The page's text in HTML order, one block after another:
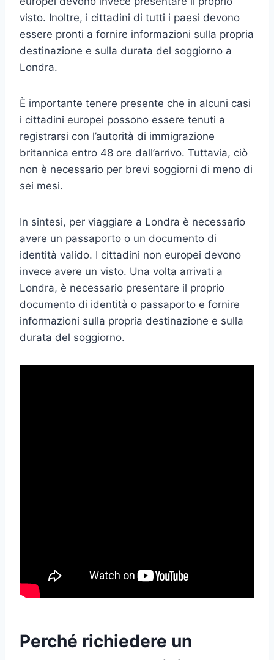
visto. Inoltre, i cittadini di tutti i paesi devono
essere pronti a fornire informazioni sulla propria
destinazione e sulla durata del soggiorno a
Londra.
È importante tenere presente che in alcuni casi
i cittadini europei possono essere tenuti a
registrarsi con l’autorità di immigrazione
britannica entro 48 ore dall’arrivo. Tuttavia, ciò
non è necessario per brevi soggiorni di meno di
sei mesi.
In sintesi, per viaggiare a Londra è necessario
avere un passaporto o un documento di
identità valido. I cittadini non europei devono
invece avere un visto. Una volta arrivati a
Londra, è necessario presentare il proprio
documento di identità o passaporto e fornire
informazioni sulla propria destinazione e sulla
durata del soggiorno.
Perché richiedere un